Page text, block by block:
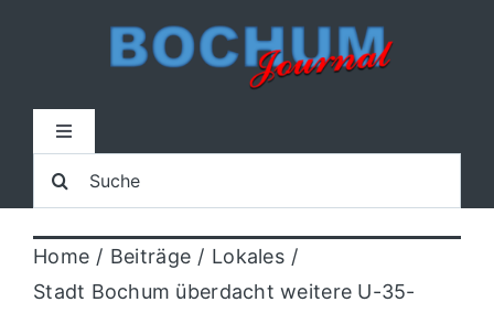
Toggle
Home
Lokal
Suche
nach:
Home Beiträge
Lokales
Stadt Bochum überdacht weitere U-35-